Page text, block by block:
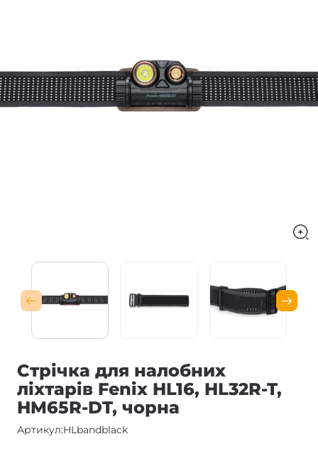
Стрічка для налобних
ліхтарів Fenix HL16, HL32R-T,
HM65R-DT, чорна
Артикул:HLbandblack